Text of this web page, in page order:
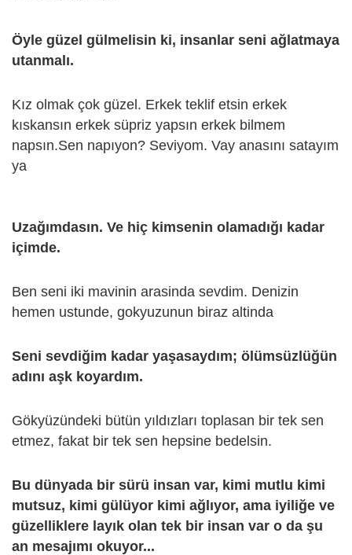
Öyle güzel gülmelisin ki, insanlar seni ağlatmaya
utanmalı.
Kız olmak çok güzel. Erkek teklif etsin erkek
kıskansın erkek süpriz yapsın erkek bilmem
napsın.Sen napıyon? Seviyom. Vay anasını satayım
ya
Uzağımdasın. Ve hiç kimsenin olamadığı kadar
içimde.
Ben seni iki mavinin arasinda sevdim. Denizin
hemen ustunde, gokyuzunun biraz altinda
Seni sevdiğim kadar yaşasaydım; ölümsüzlüğün
adını aşk koyardım.
Gökyüzündeki bütün yıldızları toplasan bir tek sen
etmez, fakat bir tek sen hepsine bedelsin.
Bu dünyada bir sürü insan var, kimi mutlu kimi
mutsuz, kimi gülüyor kimi ağlıyor, ama iyiliğe ve
güzelliklere layık olan tek bir insan var o da şu
an mesajımı okuyor...